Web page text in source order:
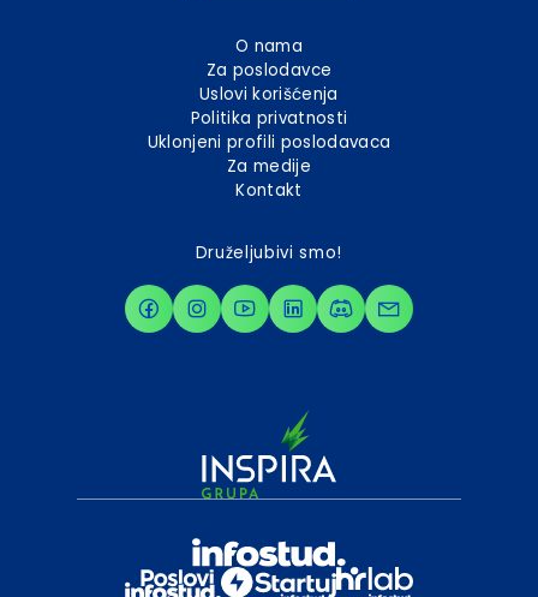
O nama
Za poslodavce
Uslovi korišćenja
Politika privatnosti
Uklonjeni profili poslodavaca
Za medije
Kontakt
Druželjubivi smo!